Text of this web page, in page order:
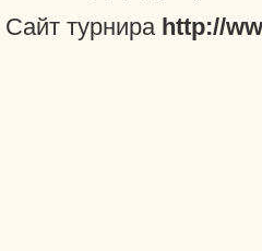
Сайт турнира http://